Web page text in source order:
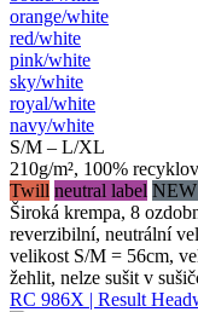
orange/​white
red/​white
pink/​white
sky/​white
royal/​white
navy/​white
S/M – L/XL
210g/m², 100%
Twill neutral label
Široká krempa, 8
reverzibilní, neutrální
velikost S/M = 56cm,
žehlit, nelze sušit v
RC 986X | Result